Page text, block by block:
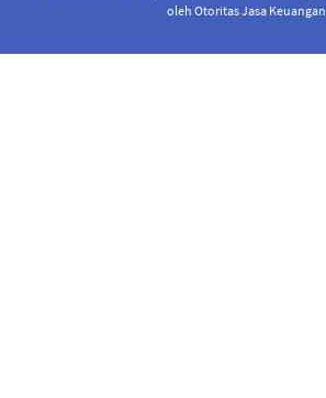
oleh Otoritas Jasa Keuangan